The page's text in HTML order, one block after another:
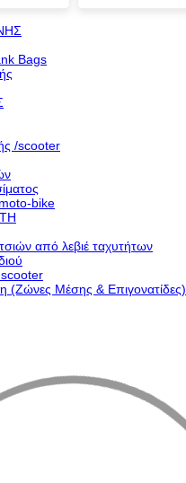
Bags
/scooter
bike
από λεβιέ ταχυτήτων
scooter
(Ζώνες Μέσης & Επιγονατίδες)